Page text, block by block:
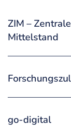
ZIM –
Mittelstand
go-digital